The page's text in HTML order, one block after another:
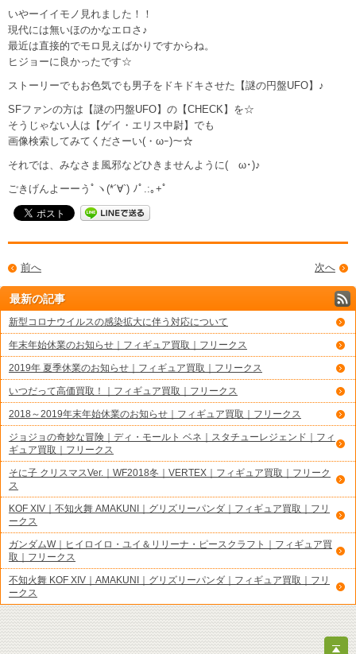
いやーイイモノ見れました！！
現代には無いほのかなエロさ♪
最近は直接的でモロ見えばかりですからね。
ヒジョーに良かったです☆
ストーリーでもお色気でも男子をドキドキさせた【謎の円盤UFO】♪
SFファンの方は【謎の円盤UFO】の【CHECK】を☆
そうじゃない人は【ゲイ・エリス中尉】でも
画像検索してみてくださーい(・ωｰ)～☆
それでは、みなさま風邪などひきませんように(ゝω･)♪
ごきげんよーーうﾟヽ(*´∀`) ﾉﾟ.:｡+ﾟ
次へ
前へ
最新の記事
新型コロナウイルスの感染拡大に伴う対応について
年末年始休業のお知らせ｜フィギュア買取｜フリークス
2019年 夏季休業のお知らせ｜フィギュア買取｜フリークス
いつだって高価買取！｜フィギュア買取｜フリークス
2018～2019年末年始休業のお知らせ｜フィギュア買取｜フリークス
ジョジョの奇妙な冒険｜ディ・モールト ベネ｜スタチューレジェンド｜フィ
ギュア買取｜フリークス
そに子 クリスマスVer.｜WF2018冬｜VERTEX｜フィギュア買取｜フリーク
ス
KOF XIV｜不知火舞 AMAKUNI｜グリズリーパンダ｜フィギュア買取｜フリ
ークス
ガンダムW｜ヒイロイロ・ユイ＆リリーナ・ピースクラフト｜フィギュア買
取｜フリークス
不知火舞 KOF XIV｜AMAKUNI｜グリズリーパンダ｜フィギュア買取｜フリ
ークス